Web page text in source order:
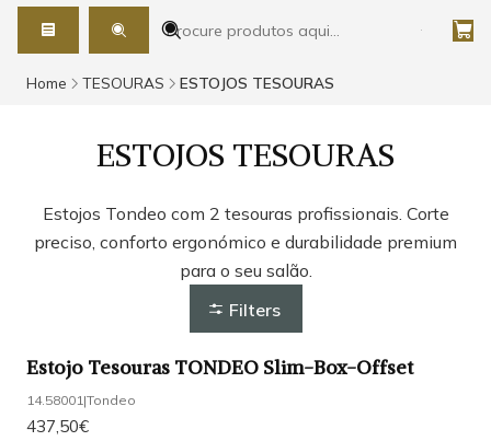
Home TESOURAS ESTOJOS TESOURAS
ESTOJOS TESOURAS
Estojos Tondeo com 2 tesouras profissionais. Corte
preciso, conforto ergonómico e durabilidade premium
para o seu salão.
Filters
Estojo Tesouras TONDEO Slim-Box-Offset
14.58001 |Tondeo
437,50€